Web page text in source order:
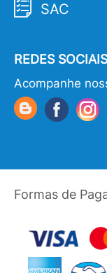
SAC
REDES SOCIAIS
Acompanhe
Formas de